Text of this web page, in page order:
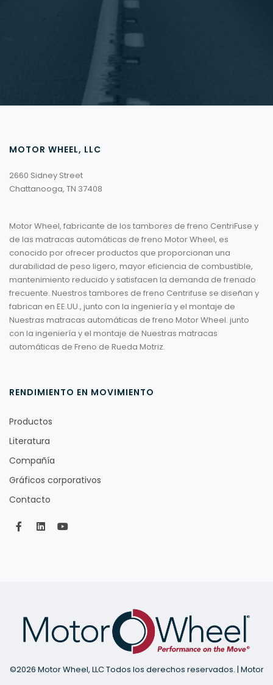
MOTOR WHEEL, LLC
2660 Sidney Street
Chattanooga, TN 37408
Motor Wheel, fabricante de los tambores de freno CentriFuse y
de las matracas automáticas de freno Motor Wheel, es
conocido por ofrecer productos que proporcionan una
durabilidad de peso ligero, mayor eficiencia de combustible,
mantenimiento reducido y satisfacen la demanda de frenado
frecuente. Nuestros tambores de freno Centrifuse se diseñan y
fabrican en EE.UU., junto con la ingeniería y el montaje de
Nuestras matracas automáticas de freno Motor Wheel. junto
con la ingeniería y el montaje de Nuestras matracas
automáticas de Freno de Rueda Motriz.
RENDIMIENTO EN MOVIMIENTO
Productos
Literatura
Compañía
Gráficos corporativos
Contacto
©2026 Motor Wheel, LLC Todos los derechos reservados. | Motor